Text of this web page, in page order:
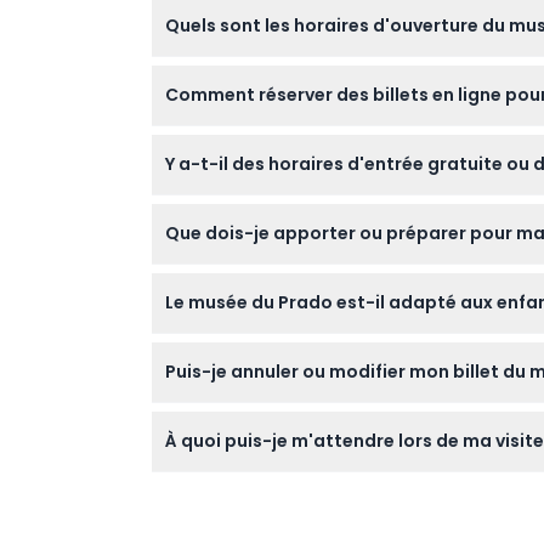
Quels sont les horaires d'ouverture du
fermeture. Arrivez à l'heure pour votre
Comment réserver des billets en ligne
lors du processus de réservation. Assurez-
Y a-t-il des horaires d'entrée gratuite ou
enfants de moins de 18 ans, les étudiants
Que dois-je apporter ou préparer pour
entrée gratuite. Des chaussures
Le musée du Prado est-il adapté aux
certaines expositions plus intéressantes
Puis-je annuler ou modifier mon billet du
l'heure choisies conviennent à votre emploi
À quoi puis-je m'attendre lors de ma visite